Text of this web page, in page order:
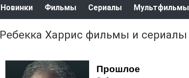
Новинки Фильмы Сериалы Мультфильмы
Ребекка Харрис фильмы и сериалы
Прошлое